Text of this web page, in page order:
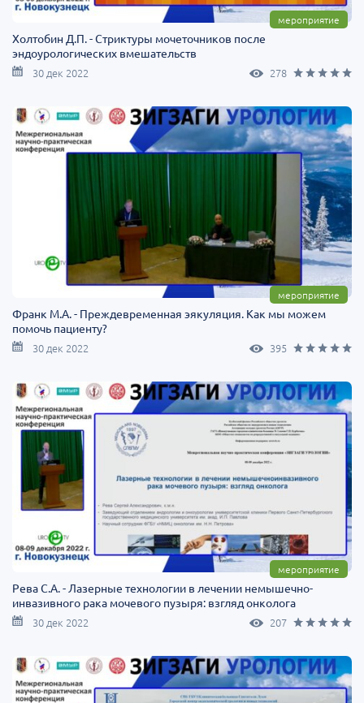
мероприятие
Холтобин Д.П. - Стриктуры мочеточников после
эндоурологических вмешательств
30 дек 2022 278
мероприятие
Франк М.А. - Преждевременная эякуляция. Как мы можем
помочь пациенту?
30 дек 2022 395
мероприятие
Рева С.А. - Лазерные технологии в лечении немышечно-
инвазивного рака мочевого пузыря: взгляд онколога
30 дек 2022 207